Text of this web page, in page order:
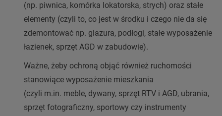
(np. piwnica, komórka lokatorska, strych) oraz stałe
elementy (czyli to, co jest w środku i czego nie da się
zdemontować np. glazura, podłogi, stałe wyposażenie
łazienek, sprzęt AGD w zabudowie).
Ważne, żeby ochroną objąć również ruchomości
stanowiące wyposażenie mieszkania
(czyli m.in. meble, dywany, sprzęt RTV i AGD, ubrania,
sprzęt fotograficzny, sportowy czy instrumenty